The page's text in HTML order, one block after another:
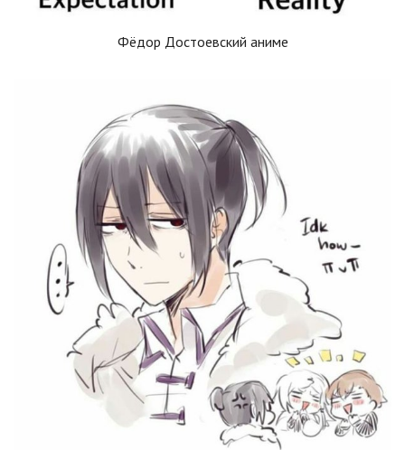
Фёдор Достоевский аниме